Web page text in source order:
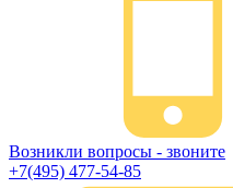
Возникли вопросы - звоните
+7(495) 477-54-85